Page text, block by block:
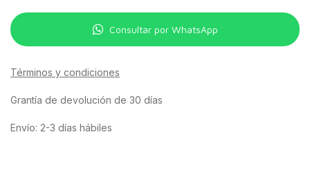
Consultar por WhatsApp
Términos y condiciones
Grantía de devolución de 30 días
Envío: 2-3 días hábiles